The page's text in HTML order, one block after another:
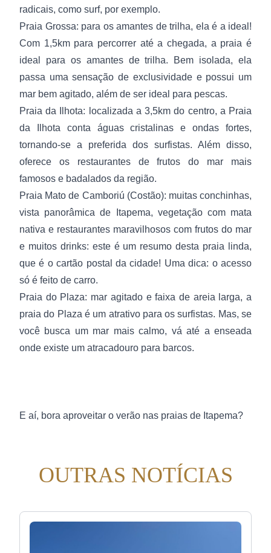
radicais, como surf, por exemplo.
Praia Grossa: para os amantes de trilha, ela é a ideal!
Com 1,5km para percorrer até a chegada, a praia é
ideal para os amantes de trilha. Bem isolada, ela
passa uma sensação de exclusividade e possui um
mar bem agitado, além de ser ideal para pescas.
Praia da Ilhota: localizada a 3,5km do centro, a Praia
da Ilhota conta águas cristalinas e ondas fortes,
tornando-se a preferida dos surfistas. Além disso,
oferece os restaurantes de frutos do mar mais
famosos e badalados da região.
Praia Mato de Camboriú (Costão): muitas conchinhas,
vista panorâmica de Itapema, vegetação com mata
nativa e restaurantes maravilhosos com frutos do mar
e muitos drinks: este é um resumo desta praia linda,
que é o cartão postal da cidade! Uma dica: o acesso
só é feito de carro.
Praia do Plaza: mar agitado e faixa de areia larga, a
praia do Plaza é um atrativo para os surfistas. Mas, se
você busca um mar mais calmo, vá até a enseada
onde existe um atracadouro para barcos.
E aí, bora aproveitar o verão nas praias de Itapema?
OUTRAS NOTÍCIAS